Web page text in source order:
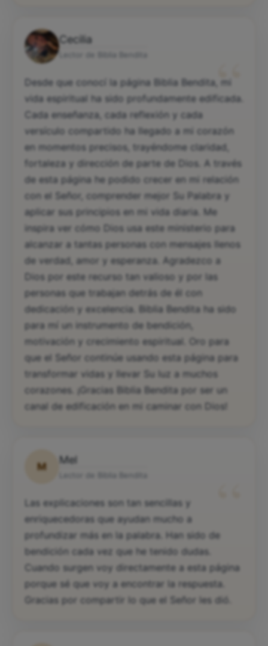
Cecilia
“
Desde que conocí la página Biblia Bendita, mi
vida espiritual ha sido profundamente edificada.
Cada enseñanza, cada reflexión y cada
versículo compartido ha llegado a mi corazón
en momentos precisos, trayéndome claridad,
fortaleza y dirección de parte de Dios. A través
de esta página he podido crecer en mi relación
con el Señor, comprender mejor Su Palabra y
aplicar sus principios en mi vida diaria. Me
inspira ver cómo Dios usa este ministerio para
alcanzar a tantas personas con mensajes llenos
de verdad, amor y esperanza. Agradezco a
Dios por este recurso tan valioso y por las
personas que trabajan detrás de él con
dedicación y excelencia. Biblia Bendita ha sido
para mí un instrumento de bendición,
motivación y crecimiento espiritual. Oro para
que el Señor continúe usando esta página para
transformar vidas y llevar Su luz a muchos
corazones. ¡Gracias Biblia Bendita por ser un
canal de edificación en mi caminar con Dios!
M
Mel
Las explicaciones son tan sencillas y
enriquecedoras que ayudan mucho a
profundizar más en la palabra. Han sido de
bendición cada vez que he tenido dudas.
Cuando surgen voy directamente a esta página
porque sé que voy a encontrar la respuesta.
Gracias por compartir lo que el Señor les dió.